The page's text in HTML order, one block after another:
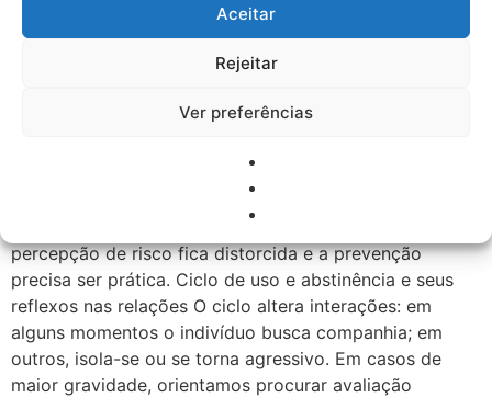
Aceitar
Rejeitar
Ver preferências
capacidade de planejar e favorece decisões
imediatistas. Regulação emocional: ansiedade, tristeza e
irritabilidade na abstinência Durante a abstinência
irritabilidade e insônia. A família deve reconhecer isso
percepção de risco fica distorcida e a prevenção
precisa ser prática. Ciclo de uso e abstinência e seus
reflexos nas relações O ciclo altera interações: em
alguns momentos o indivíduo busca companhia; em
outros, isola-se ou se torna agressivo. Em casos de
maior gravidade, orientamos procurar avaliação